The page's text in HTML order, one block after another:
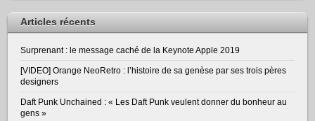
Articles récents
Surprenant : le message caché de la Keynote Apple 2019
[VIDEO] Orange NeoRetro : l’histoire de sa genèse par ses trois pères
designers
Daft Punk Unchained : « Les Daft Punk veulent donner du bonheur au
gens »